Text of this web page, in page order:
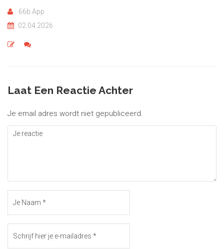
66b App
02.04.2026
Laat Een Reactie Achter
Je email adres wordt niet gepubliceerd.